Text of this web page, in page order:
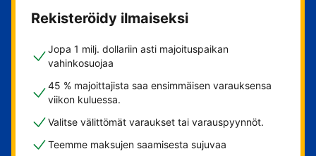
Rekisteröidy ilmaiseksi
Jopa 1 milj. dollariin asti majoituspaikan
vahinkosuojaa
45 % majoittajista saa ensimmäisen varauksensa
viikon kuluessa.
Valitse välittömät varaukset tai varauspyynnöt.
Teemme maksujen saamisesta sujuvaa